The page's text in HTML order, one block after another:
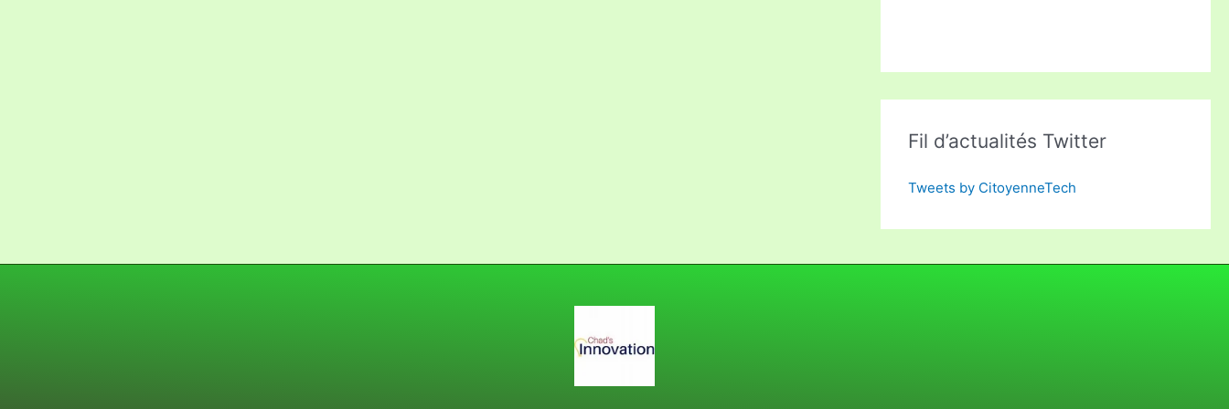
Fil d’actualités Twitter
Tweets by CitoyenneTech